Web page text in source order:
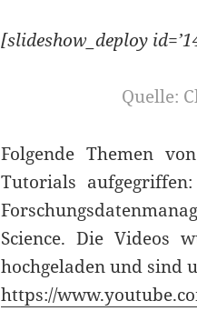
[slideshow_deploy
Quelle:
Folgende Themen
Tutorials
Science. Die Videos
hochgeladen und sind
https://